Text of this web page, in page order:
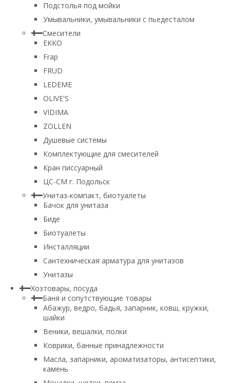
Подстолья под мойки
Умывальники, умывальники с пьедесталом
Смесители
EKKO
Frap
FRUD
LEDEME
OLIVE'S
VIDIMA
ZOLLEN
Душевые системы
Комплектующие для смесителей
Кран писсуарный
ЦС-СМ г. Подольск
Унитаз-компакт, биотуалеты
Бачок для унитаза
Биде
Биотуалеты
Инсталляции
Сантехническая арматура для унитазов
Унитазы
Хозтовары, посуда
Баня и сопутствующие товары
Абажур, ведро, бадья, запарник, ковш, кружки,
шайки
Веники, вешалки, полки
Коврики, банные принадлежности
Масла, запарники, ароматизаторы, антисептики,
камень